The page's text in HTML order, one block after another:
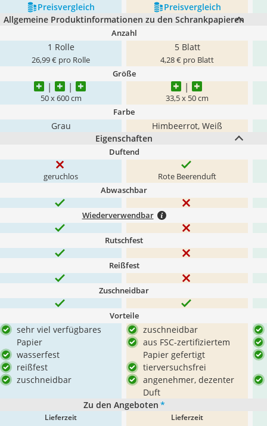
Preis­vergleich
Preis­vergleich
Allgemeine Produktinformationen zu den Schrankpapieren
Anzahl
1 Rolle
26,99 € pro Rolle
5 Blatt
4,28 € pro Blatt
Größe
50 x 600 cm 33,5 x 50 cm
Farbe
Grau
Himbeerrot, Weiß
Eigenschaften
Duftend
geruchlos Rote Beerenduft
Abwaschbar
Wiederverwendbar
Rutschfest
Reißfest
Zuschneidbar
Vorteile
sehr viel verfügbares
Papier
wasserfest
reißfest
zuschneidbar
zuschneidbar
aus FSC-zertifiziertem
Papier gefertigt
tierversuchsfrei
angenehmer, dezenter
Duft
Zu den Angeboten *
Lieferzeit Lieferzeit